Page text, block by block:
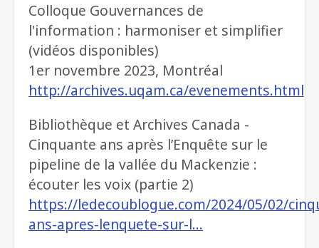
Colloque Gouvernances de
l'information : harmoniser et simplifier
(vidéos disponibles)
1er novembre 2023, Montréal
http://archives.uqam.ca/evenements.html
Bibliothèque et Archives Canada -
Cinquante ans après l’Enquête sur le
pipeline de la vallée du Mackenzie :
écouter les voix (partie 2)
https://ledecoublogue.com/2024/05/02/
ans-apres-lenquete-sur-l…